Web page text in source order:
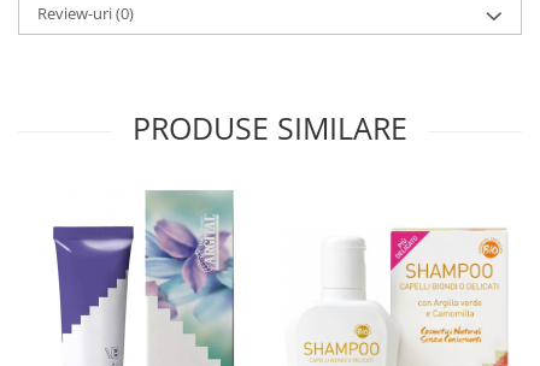
Review-uri(0)
PRODUSE SIMILARE